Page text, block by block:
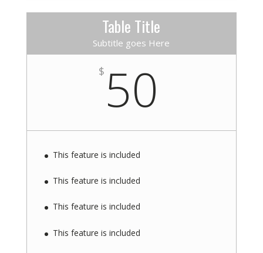
Table Title
Subtitle goes Here
$ 50
This feature is included
This feature is included
This feature is included
This feature is included